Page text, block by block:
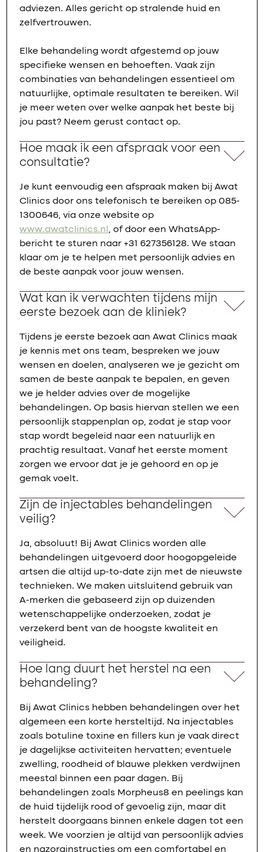
adviezen. Alles gericht op stralende huid en
zelfvertrouwen.
Elke behandeling wordt afgestemd op jouw
specifieke wensen en behoeften. Vaak zijn
combinaties van behandelingen essentieel om
natuurlijke, optimale resultaten te bereiken. Wil
je meer weten over welke aanpak het beste bij
jou past? Neem gerust contact op.
Hoe maak ik een afspraak voor een
consultatie?
Je kunt eenvoudig een afspraak maken bij Awat
Clinics door ons telefonisch te bereiken op 085-
1300646, via onze website op
www.awatclinics.nl , of door een WhatsApp-
bericht te sturen naar +31 627356128. We staan
klaar om je te helpen met persoonlijk advies en
de beste aanpak voor jouw wensen.
Wat kan ik verwachten tijdens mijn
eerste bezoek aan de kliniek?
Tijdens je eerste bezoek aan Awat Clinics maak
je kennis met ons team, bespreken we jouw
wensen en doelen, analyseren we je gezicht om
samen de beste aanpak te bepalen, en geven
we je helder advies over de mogelijke
behandelingen. Op basis hiervan stellen we een
persoonlijk stappenplan op, zodat je stap voor
stap wordt begeleid naar een natuurlijk en
prachtig resultaat. Vanaf het eerste moment
zorgen we ervoor dat je je gehoord en op je
gemak voelt.
Zijn de injectables behandelingen
veilig?
Ja, absoluut! Bij Awat Clinics worden alle
behandelingen uitgevoerd door hoogopgeleide
artsen die altijd up-to-date zijn met de nieuwste
technieken. We maken uitsluitend gebruik van
A-merken die gebaseerd zijn op duizenden
wetenschappelijke onderzoeken, zodat je
verzekerd bent van de hoogste kwaliteit en
veiligheid.
Hoe lang duurt het herstel na een
behandeling?
Bij Awat Clinics hebben behandelingen over het
algemeen een korte hersteltijd. Na injectables
zoals botuline toxine en fillers kun je vaak direct
je dagelijkse activiteiten hervatten; eventuele
zwelling, roodheid of blauwe plekken verdwijnen
meestal binnen een paar dagen. Bij
behandelingen zoals Morpheus8 en peelings kan
de huid tijdelijk rood of gevoelig zijn, maar dit
herstelt doorgaans binnen enkele dagen tot een
week. We voorzien je altijd van persoonlijk advies
en nazorginstructies om een comfortabel en